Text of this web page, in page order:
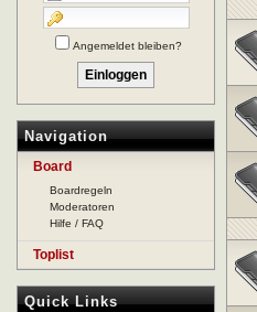
Angemeldet bleiben?
Navigation
Board
Boardregeln
Moderatoren
Hilfe / FAQ
Toplist
Quick Links